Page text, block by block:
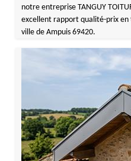
notre entreprise TANGUY
excellent rapport qualité-prix en
ville de Ampuis 69420.